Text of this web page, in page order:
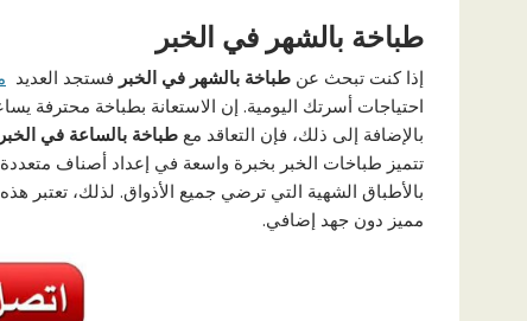
طباخة بالشهر في الخبر
إذا كنت تبحث عن طباخة بالشهر في الخبر فستجد العديد
احتياجات أسرتك اليومية. إن الاستعانة بطباخة
بالإضافة إلى ذلك، فإن التعاقد مع طباخة بالساعة في الخبر
تتميز طباخات الخبر بخبرة واسعة في إعداد أصناف متعددة
بالأطباق الشهية التي ترضي جميع الأذواق. لذلك،
مميز دون جهد إضافي.